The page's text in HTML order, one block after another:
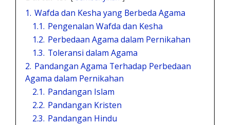
1. Wafda dan Kesha yang Berbeda Agama
1.1. Pengenalan Wafda dan Kesha
1.2. Perbedaan Agama dalam Pernikahan
1.3. Toleransi dalam Agama
2. Pandangan Agama Terhadap Perbedaan
Agama dalam Pernikahan
2.1. Pandangan Islam
2.2. Pandangan Kristen
2.3. Pandangan Hindu